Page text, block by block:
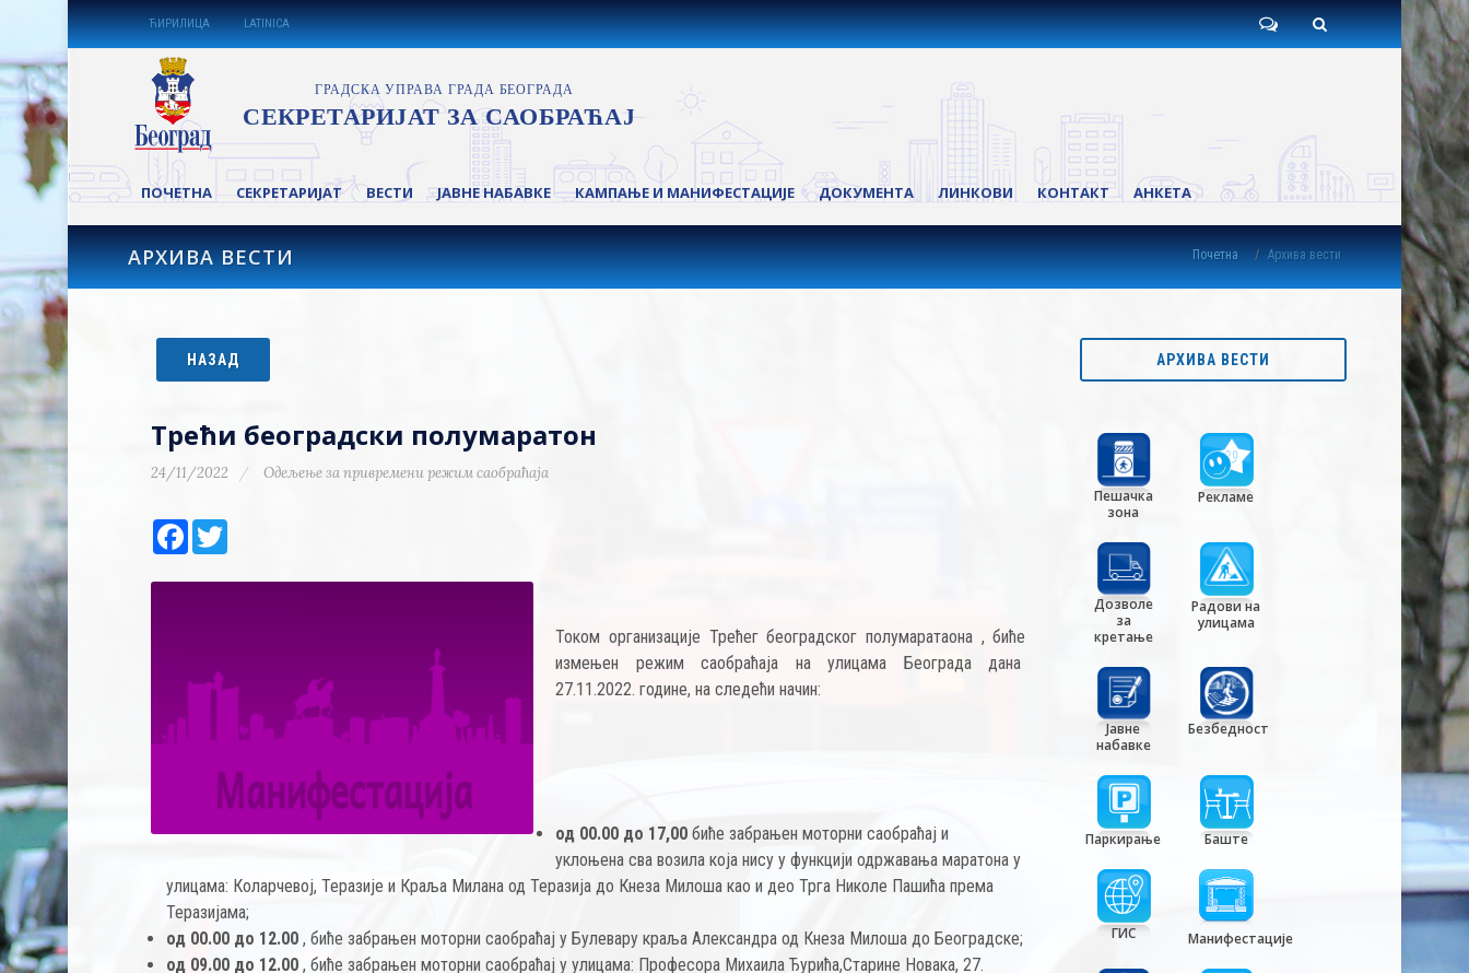
ЋИРИЛИЦА LATINICA
ПОЧЕТНА СЕКРЕТАРИЈАТ ВЕСТИ ЈАВНЕ НАБАВКЕ КАМПАЊЕ И МАНИФЕСТАЦИЈЕ ДОКУМЕНТА ЛИНКОВИ КОНТАКТ АНКЕТА
АРХИВА ВЕСТИ Почетна Архива вести
НАЗАД
Трећи београдски полумаратон
24/11/2022 Одељење за привремени режим саобраћаја
Facebook
Током организације Трећег београдског полумаратаона , биће
измењен режим саобраћаја на улицама Београда дана
27.11.2022. године, на следећи начин:
од 00.00 до 17,00 биће забрањен моторни саобраћај и
уклоњена сва возила која нису у функцији одржавања маратона у
улицама: Коларчевој, Теразије и Краља Милана од Теразија до Кнеза Милоша као и део Трга Николе Пашића према
Теразијама;
од 00.00 до 12.00 , биће забрањен моторни саобраћај у Булевару краља Александра од Кнеза Милоша до Београдске;
од 09.00 до 12.00 , биће забрањен моторни саобраћај у улицама: Професора Михаила Ђурића,Старине Новака, 27.
АРХИВА ВЕСТИ
Пешачка
зона
Рекламе
Дозволе
за
кретање
Радови на
улицама
Јавне
набавке
Безбедност
Паркирање Баште
ГИС Манифестације